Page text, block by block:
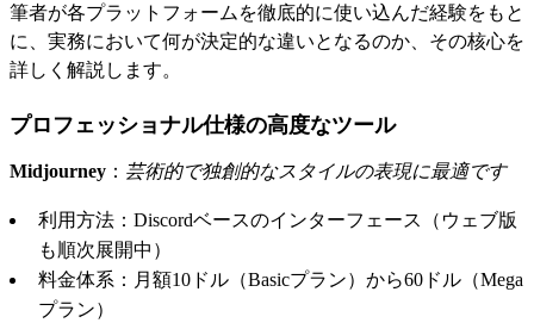
筆者が各プラットフォームを徹底的に使い込んだ経験をもと
に、実務において何が決定的な違いとなるのか、その核心を
詳しく解説します。
プロフェッショナル仕様の高度なツール
Midjourney ： 芸術的で独創的なスタイルの表現に最適です
利用方法：Discordベースのインターフェース（ウェブ版
も順次展開中）
料金体系：月額10ドル（Basicプラン）から60ドル（Mega
プラン）